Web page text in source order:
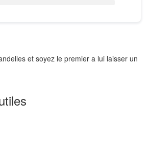
et soyez le premier a lui laisser un